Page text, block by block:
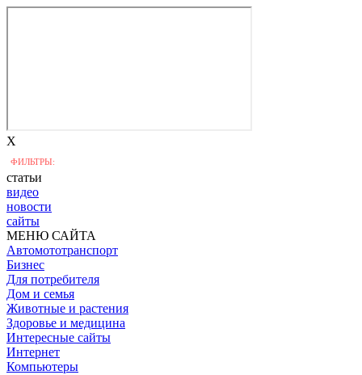
X
ФИЛЬТРЫ:
статьи
видео
новости
сайты
МЕНЮ САЙТА
Автомототранспорт
Бизнес
Для потребителя
Дом и семья
Животные и растения
Здоровье и медицина
Интересные сайты
Интернет
Компьютеры